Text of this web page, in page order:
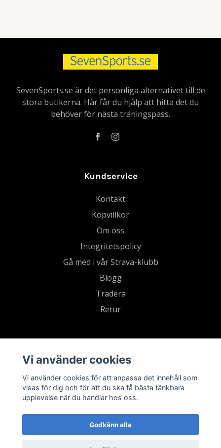
SevenSports.se är det personliga alternativet till de
stora butikerna. Här får du hjälp att hitta det du
behöver för nästa träningspass.
Kundservice
Kontakt
Köpvillkor
Om oss
Integritetspolicy
Gå med i vår Strava-klubb
Blogg
Tradera
Retur
Vi använder cookies
Vi använder cookies för att anpassa det innehåll som
visas för dig och för att du ska få bästa tänkbara
upplevelse när du handlar hos oss.
Godkänn alla